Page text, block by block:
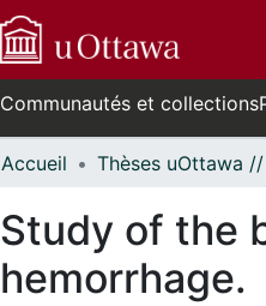
Communautés et collections
Accueil
Study of the
hemorrhage.